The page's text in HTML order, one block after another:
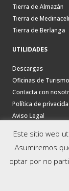
Tierra de Almazán
Tierra de Medinaceli
Tierra de Berlanga
UTILIDADES
Descargas
Oficinas de Turismo
Contacta con
Política de
Aviso Legal
Este sitio web
Asumiremos
optar por no